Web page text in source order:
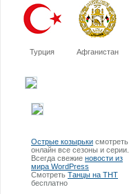
Турция Афганистан
Острые козырьки смотреть
онлайн все сезоны и серии.
Всегда свежие новости из
мира WordPress
Смотреть Танцы на ТНТ
бесплатно